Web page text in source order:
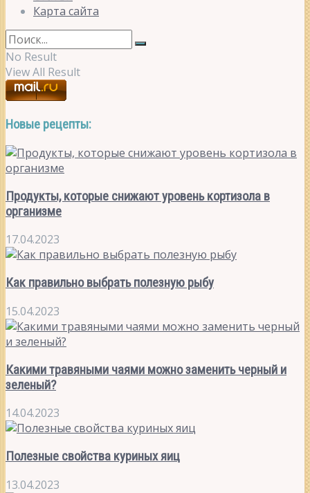
Карта сайта
No Result
View All Result
Новые рецепты:
Продукты, которые снижают уровень кортизола в
организме
17.04.2023
Как правильно выбрать полезную рыбу
15.04.2023
Какими травяными чаями можно заменить черный и
зеленый?
14.04.2023
Полезные свойства куриных яиц
13.04.2023